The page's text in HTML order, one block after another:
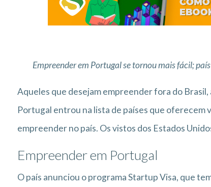
Empreender em Portugal se tornou mais fácil;
Aqueles que desejam empreender fora do
Portugal entrou na lista de países que oferecem
empreender no país. Os vistos dos Estados
Empreender em Portugal
O país anunciou o programa Startup Visa, que